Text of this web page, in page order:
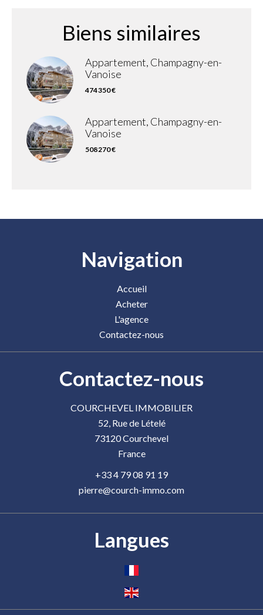
Biens similaires
Appartement, Champagny-en-
Vanoise
474 350 €
Appartement, Champagny-en-
Vanoise
508 270 €
Navigation
Accueil
Acheter
L'agence
Contactez-nous
Contactez-nous
COURCHEVEL IMMOBILIER
52, Rue de Lételé
73120Courchevel
France
+33 4 79 08 91 19
pierre@courch-immo.com
Langues